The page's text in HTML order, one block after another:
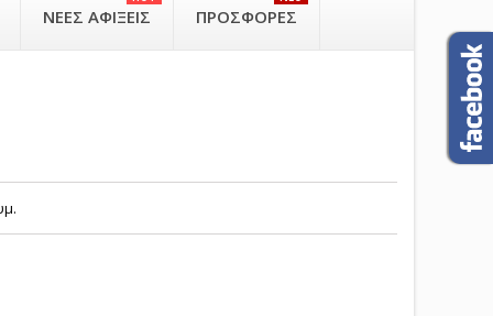
ΝΈΕΣ ΑΦΊΞΕΙΣ ΠΡΟΣΦΟΡΈΣ